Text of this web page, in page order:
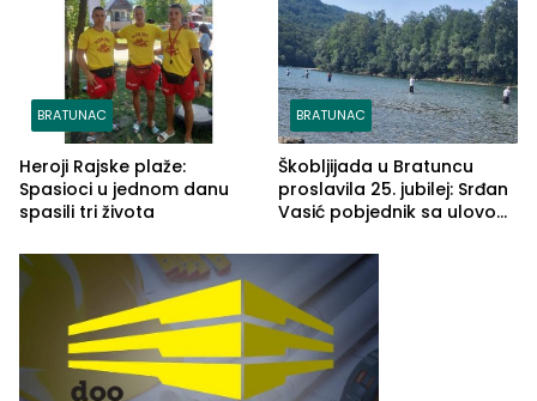
BRATUNAC
Heroji Rajske plaže:
Spasioci u jednom danu
spasili tri života
BRATUNAC
Škobljijada u Bratuncu
proslavila 25. jubilej: Srđan
Vasić pobjednik sa ulovom